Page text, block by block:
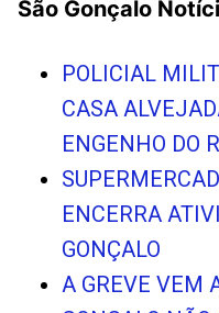
São Gonçalo
POLICIAL
CASA
ENGENHO DO
ENCERRA
GONÇALO
A GREVE VEM